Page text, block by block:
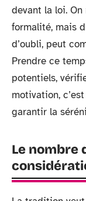
devant la loi.
formalité, mais
d’oubli, peut
Prendre ce
potentiels,
motivation,
garantir la
Le nombre